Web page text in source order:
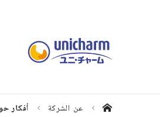
عن الشركة أفكار